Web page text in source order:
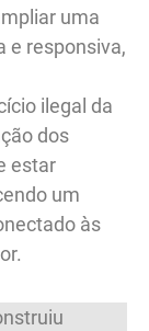
uma
e responsiva,
ilegal da
dos
estar
um
às